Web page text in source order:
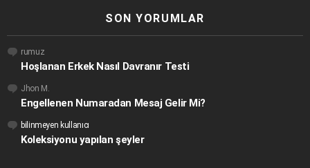
SON YORUMLAR
rumuz
Hoşlanan Erkek Nasıl Davranır Testi
Jhon M.
Engellenen Numaradan Mesaj Gelir Mi?
bilinmeyen kullanıcı
Koleksiyonu yapılan şeyler